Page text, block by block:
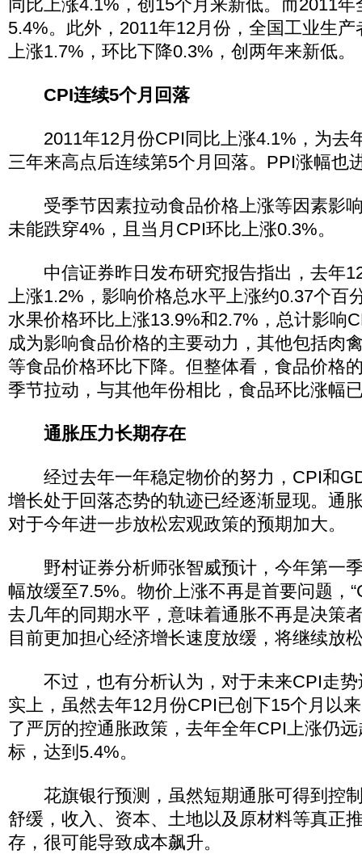
同比上涨4.1%，创15个月来新低。而2011
5.4%。此外，2011年12月份，全国工业生
上涨1.7%，环比下降0.3%，创两年来新低。
CPI连续5个月回落
2011年12月份CPI同比上涨4.1%，为去
三年来高点后连续第5个月回落。PPI涨幅也
受季节因素拉动食品价格上涨等因素影
未能跌穿4%，且当月CPI环比上涨0.3%。
中信证券昨日发布研究报告指出，去年
上涨1.2%，影响价格总水平上涨约0.37个百
水果价格环比上涨13.9%和2.7%，总计影响
成为影响食品价格的主要动力，其他包括肉
等食品价格环比下降。但整体看，食品价格
季节拉动，与其他年份相比，食品环比涨幅
通胀压力长期存在
经过去年一年稳定物价的努力，CPI和
增长处于回落态势的轨迹已经逐渐显现。通
对于今年进一步放松宏观政策的预期加大。
野村证券分析师张智威预计，今年第一
幅放缓至7.5%。物价上涨不再是首要问题，
去几年的同期水平，意味着通胀不再是决策
目前更加担心经济增长速度放缓，将继续放
不过，也有分析认为，对于未来CPI走势
实上，虽然去年12月份CPI已创下15个月以
了严厉的控通胀政策，去年全年CPI上涨仍
标，达到5.4%。
花旗银行预测，虽然短期通胀可得到控
舒缓，收入、资本、土地以及原材料等真正
存，很可能导致成本飙升。